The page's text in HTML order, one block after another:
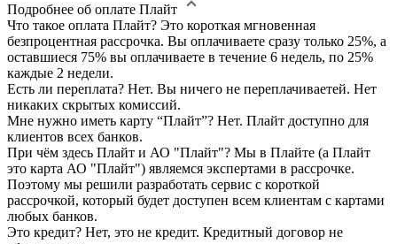
Подробнее об оплате Плайт
Что такое оплата Плайт? Это короткая мгновенная
безпроцентная рассрочка. Вы оплачиваете сразу только 25%, а
оставшиеся 75% вы оплачиваете в течение 6 недель, по 25%
каждые 2 недели.
Есть ли переплата? Нет. Вы ничего не переплачиваетей. Нет
никаких скрытых комиссий.
Мне нужно иметь карту “Плайт”? Нет. Плайт доступно для
клиентов всех банков.
При чём здесь Плайт и АО "Плайт"? Мы в Плайте (а Плайт
это карта АО "Плайт") являемся экспертами в рассрочке.
Поэтому мы решили разработать сервис с короткой
рассрочкой, который будет доступен всем клиентам с картами
любых банков.
Это кредит? Нет, это не кредит. Кредитный договор не